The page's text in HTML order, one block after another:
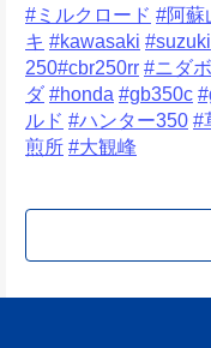
#ミルクロード #阿蘇
キ #kawasaki #suzuki
250#cbr250rr #ニダボ
ダ #honda #gb350c
ルド #ハンター350 #
煎所 #大観峰